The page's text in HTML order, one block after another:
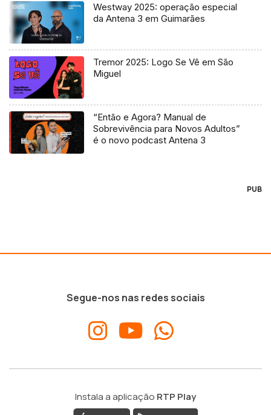
Westway 2025: operação especial
da Antena 3 em Guimarães
Tremor 2025: Logo Se Vê em São
Miguel
“Então e Agora? Manual de
Sobrevivência para Novos Adultos”
é o novo podcast Antena 3
PUB
Segue-nos nas redes sociais
Instala a aplicação RTP Play